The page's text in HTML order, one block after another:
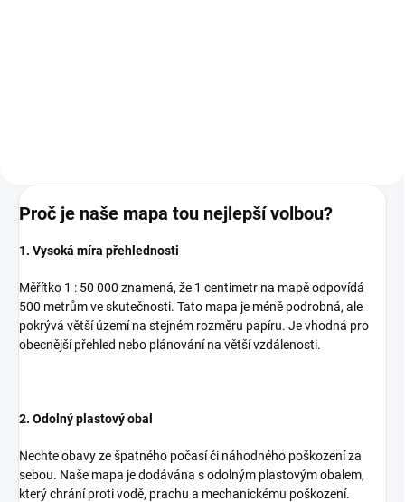
Proč je naše mapa tou nejlepší volbou?
1. Vysoká míra přehlednosti
Měřítko 1 : 50 000 znamená, že 1 centimetr na mapě odpovídá
500 metrům ve skutečnosti. Tato mapa je méně podrobná, ale
pokrývá větší území na stejném rozměru papíru. Je vhodná pro
obecnější přehled nebo plánování na větší vzdálenosti.
2. Odolný plastový obal
Nechte obavy ze špatného počasí či náhodného poškození za
sebou. Naše mapa je dodávána s odolným plastovým obalem,
který chrání proti vodě, prachu a mechanickému poškození.